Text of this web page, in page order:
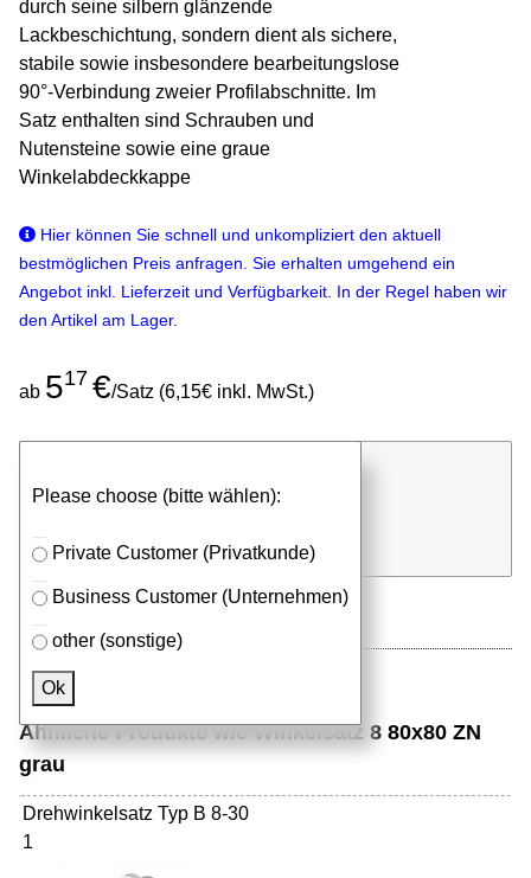
durch seine silbern glänzende
Lackbeschichtung, sondern dient als sichere,
stabile sowie insbesondere bearbeitungslose
90°-Verbindung zweier Profilabschnitte. Im
Satz enthalten sind Schrauben und
Nutensteine sowie eine graue
Winkelabdeckkappe
Hier können Sie schnell und unkompliziert den aktuell
bestmöglichen Preis anfragen. Sie erhalten umgehend ein
Angebot inkl. Lieferzeit und Verfügbarkeit. In der Regel haben wir
den Artikel am Lager.
ab 517 €/Satz (6,15€ inkl. MwSt.)
Please choose (bitte wählen):
Private Customer (Privatkunde)
Business Customer (Unternehmen)
other (sonstige)
Ok
⮮
Satz in Anfrageliste
Ähnliche Produkte wie Winkelsatz 8 80x80 ZN
grau
Drehwinkelsatz Typ B 8-30
1